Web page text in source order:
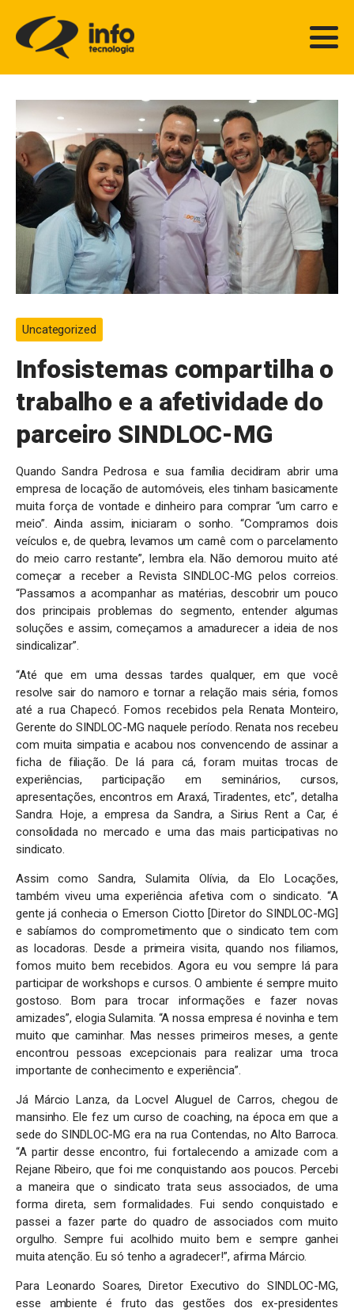
Uncategorized
Infosistemas compartilha o
trabalho e a afetividade do
parceiro SINDLOC-MG
Quando Sandra Pedrosa e sua família decidiram abrir uma
empresa de locação de automóveis, eles tinham basicamente
muita força de vontade e dinheiro para comprar “um carro e
meio”. Ainda assim, iniciaram o sonho. “Compramos dois
veículos e, de quebra, levamos um carnê com o parcelamento
do meio carro restante”, lembra ela. Não demorou muito até
começar a receber a Revista SINDLOC-MG pelos correios.
“Passamos a acompanhar as matérias, descobrir um pouco
dos principais problemas do segmento, entender algumas
soluções e assim, começamos a amadurecer a ideia de nos
sindicalizar”.
“Até que em uma dessas tardes qualquer, em que você
resolve sair do namoro e tornar a relação mais séria, fomos
até a rua Chapecó. Fomos recebidos pela Renata Monteiro,
Gerente do SINDLOC-MG naquele período. Renata nos recebeu
com muita simpatia e acabou nos convencendo de assinar a
ficha de filiação. De lá para cá, foram muitas trocas de
experiências, participação em seminários, cursos,
apresentações, encontros em Araxá, Tiradentes, etc”, detalha
Sandra. Hoje, a empresa da Sandra, a Sirius Rent a Car, é
consolidada no mercado e uma das mais participativas no
sindicato.
Assim como Sandra, Sulamita Olívia, da Elo Locações,
também viveu uma experiência afetiva com o sindicato. “A
gente já conhecia o Emerson Ciotto [Diretor do SINDLOC-MG]
e sabíamos do comprometimento que o sindicato tem com
as locadoras. Desde a primeira visita, quando nos filiamos,
fomos muito bem recebidos. Agora eu vou sempre lá para
participar de workshops e cursos. O ambiente é sempre muito
gostoso. Bom para trocar informações e fazer novas
amizades”, elogia Sulamita. “A nossa empresa é novinha e tem
muito que caminhar. Mas nesses primeiros meses, a gente
encontrou pessoas excepcionais para realizar uma troca
importante de conhecimento e experiência”.
Já Márcio Lanza, da Locvel Aluguel de Carros, chegou de
mansinho. Ele fez um curso de coaching, na época em que a
sede do SINDLOC-MG era na rua Contendas, no Alto Barroca.
“A partir desse encontro, fui fortalecendo a amizade com a
Rejane Ribeiro, que foi me conquistando aos poucos. Percebi
a maneira que o sindicato trata seus associados, de uma
forma direta, sem formalidades. Fui sendo conquistado e
passei a fazer parte do quadro de associados com muito
orgulho. Sempre fui acolhido muito bem e sempre ganhei
muita atenção. Eu só tenho a agradecer!”, afirma Márcio.
Para Leonardo Soares, Diretor Executivo do SINDLOC-MG,
esse ambiente é fruto das gestões dos ex-presidentes